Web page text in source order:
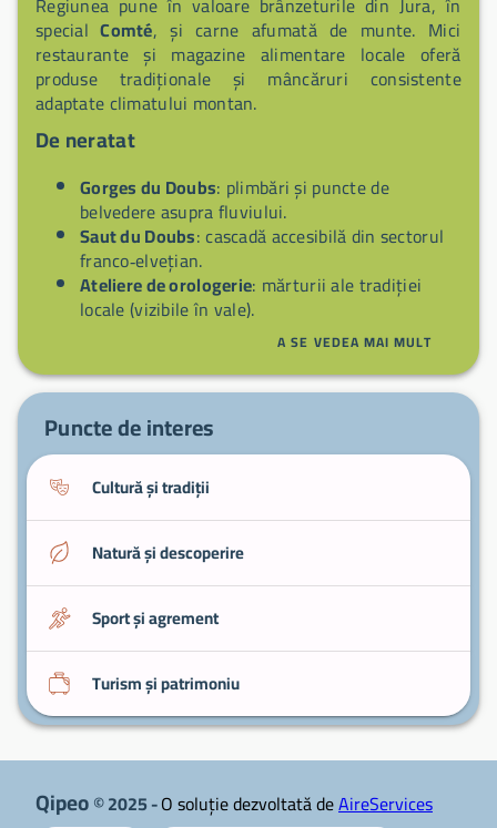
specialComté, și carne afumată de munte. Mici
restaurante și magazine alimentare locale oferă
produse tradiționale și mâncăruri consistente
adaptate climatului montan.
De neratat
Gorges du Doubs: plimbări și puncte de
belvedere asupra fluviului.
Saut du Doubs: cascadă accesibilă din sectorul
franco‑elvețian.
Ateliere de orologerie: mărturii ale tradiției
locale (vizibile în vale).
: porțiuni din Doubs practicabile
Descoperirea Comté: produse fermiere și puncte
A SE VEDEA MAI MULT
Puncte de interes
Cultură și tradiții
Natură și descoperire
Sport și agrement
Turism și patrimoniu
Qipeo© 2025 -O soluție dezvoltată deAireServices